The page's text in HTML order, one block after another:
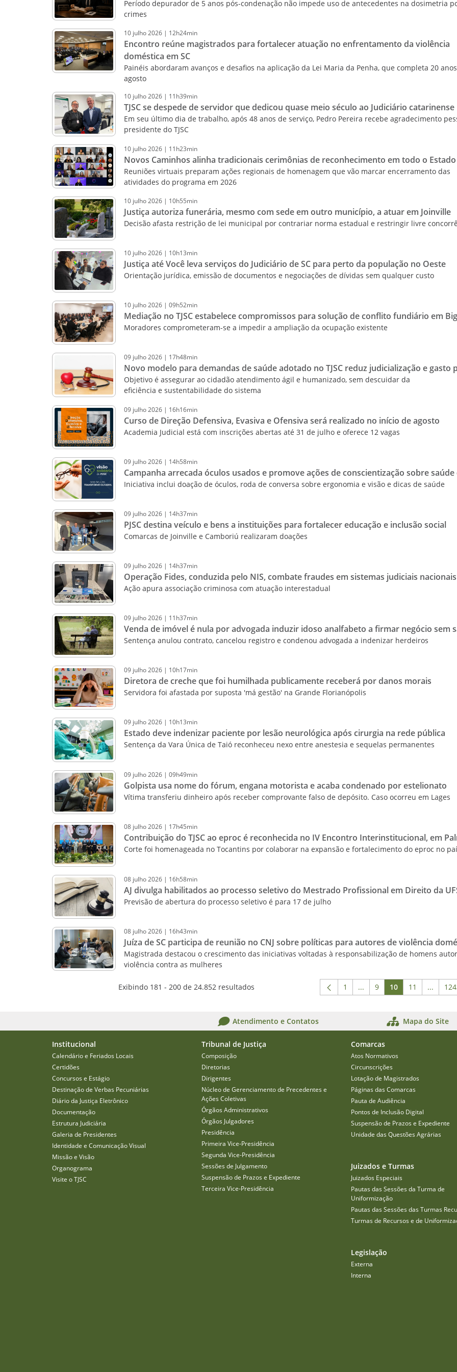
Período depurador de 5 anos pós-condenação não impede uso de antecedentes na dosimetria
crimes
10 julho2026 | 12h24min
Encontro reúne magistrados para fortalecer atuação no enfrentamento da violência
doméstica em SC
Painéis abordaram avanços e desafios na aplicação da Lei Maria da Penha, que completa 20
agosto
10 julho2026 | 11h39min
TJSC se despede de servidor que dedicou quase meio século ao Judiciário catarinense
Em seu último dia de trabalho, após 48 anos de serviço, Pedro Pereira recebe agradecimento
presidente do TJSC
10 julho2026 | 11h23min
Novos Caminhos alinha tradicionais cerimônias de reconhecimento em todo o Estado
Reuniões virtuais preparam ações regionais de homenagem que vão marcar encerramento das
atividades do programa em 2026
10 julho2026 | 10h55min
Justiça autoriza funerária, mesmo com sede em outro município, a atuar em Joinville
Decisão afasta restrição de lei municipal por contrariar norma estadual e restringir livre
10 julho2026 | 10h13min
Justiça até Você leva serviços do Judiciário de SC para perto da população no Oeste
Orientação jurídica, emissão de documentos e negociações de dívidas sem qualquer custo
10 julho2026 | 09h52min
Mediação no TJSC estabelece compromissos para solução de conflito fundiário em
Moradores comprometeram-se a impedir a ampliação da ocupação existente
09 julho2026 | 17h48min
Novo modelo para demandas de saúde adotado no TJSC reduz judicialização e gasto
Objetivo é assegurar ao cidadão atendimento ágil e humanizado, sem descuidar da
eficiência e sustentabilidade do sistema
09 julho2026 | 16h16min
Curso de Direção Defensiva, Evasiva e Ofensiva será realizado no início de agosto
Academia Judicial está com inscrições abertas até 31 de julho e oferece 12 vagas
09 julho2026 | 14h58min
Campanha arrecada óculos usados e promove ações de conscientização sobre
Iniciativa inclui doação de óculos, roda de conversa sobre ergonomia e visão e dicas de saúde
09 julho2026 | 14h37min
PJSC destina veículo e bens a instituições para fortalecer educação e inclusão social
Comarcas de Joinville e Camboriú realizaram doações
09 julho2026 | 14h37min
Operação Fides, conduzida pelo NIS, combate fraudes em sistemas judiciais nacionais
Ação apura associação criminosa com atuação interestadual
09 julho2026 | 11h37min
Venda de imóvel é nula por advogada induzir idoso analfabeto a firmar negócio sem
Sentença anulou contrato, cancelou registro e condenou advogada a indenizar herdeiros
09 julho2026 | 10h17min
Diretora de creche que foi humilhada publicamente receberá por danos morais
Servidora foi afastada por suposta 'má gestão' na Grande Florianópolis
09 julho2026 | 10h13min
Estado deve indenizar paciente por lesão neurológica após cirurgia na rede pública
Sentença da Vara Única de Taió reconheceu nexo entre anestesia e sequelas permanentes
09 julho2026 | 09h49min
Golpista usa nome do fórum, engana motorista e acaba condenado por estelionato
Vítima transferiu dinheiro após receber comprovante falso de depósito. Caso ocorreu em Lages
08 julho2026 | 17h45min
Contribuição do TJSC ao eproc é reconhecida no IV Encontro Interinstitucional, em
Corte foi homenageada no Tocantins por colaborar na expansão e fortalecimento do eproc no
08 julho2026 | 16h58min
AJ divulga habilitados ao processo seletivo do Mestrado Profissional em Direito da
Previsão de abertura do processo seletivo é para 17 de julho
08 julho2026 | 16h43min
Juíza de SC participa de reunião no CNJ sobre políticas para autores de violência
Magistrada destacou o crescimento das iniciativas voltadas à responsabilização de homens
violência contra as mulheres
Exibindo 181 - 200 de 24.852 resultados Página
1 ...Páginas intermediárias Usar
Página
9 Página
10 Página
11 ...
Atendimento e Contatos Mapa do Site
Institucional
Calendário e Feriados Locais
Certidões
Concursos e Estágio
Destinação de Verbas Pecuniárias
Diário da Justiça Eletrônico
Documentação
Estrutura Judiciária
Galeria de Presidentes
Identidade e Comunicação Visual
Missão e Visão
Organograma
Visite o TJSC
Tribunal de Justiça
Composição
Diretorias
Dirigentes
Núcleo de Gerenciamento de Precedentes e
Ações Coletivas
Órgãos Administrativos
Órgãos Julgadores
Presidência
Primeira Vice-Presidência
Segunda Vice-Presidência
Sessões de Julgamento
Suspensão de Prazos e Expediente
Terceira Vice-Presidência
Comarcas
Atos Normativos
Circunscrições
Lotação de Magistrados
Páginas das Comarcas
Pauta de Audiência
Pontos de Inclusão Digital
Suspensão de Prazos e Expediente
Unidade das Questões Agrárias
Juizados e Turmas
Juizados Especiais
Pautas das Sessões da Turma de
Uniformização
Pautas das Sessões das Turmas
Turmas de Recursos e de
Legislação
Externa
Interna